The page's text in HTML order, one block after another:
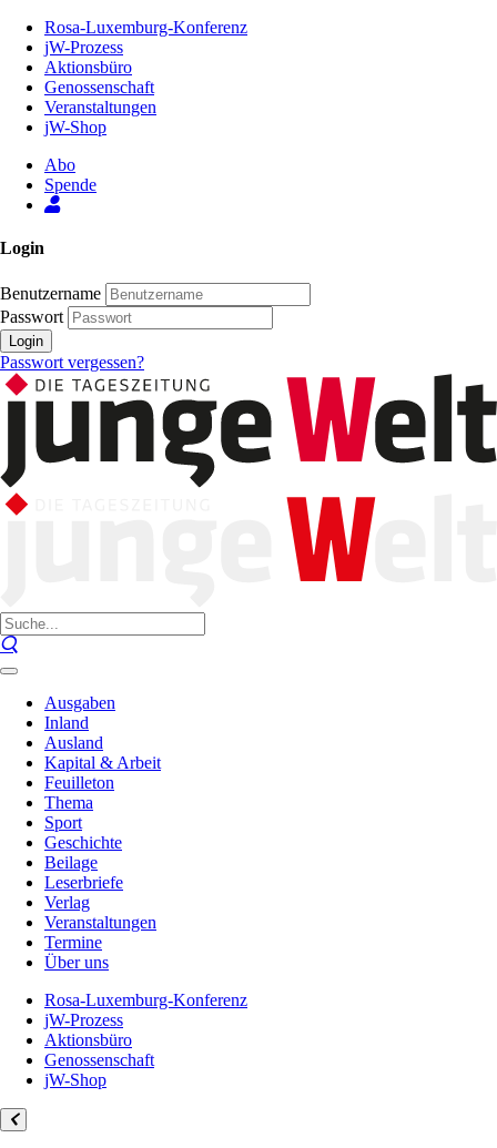
Inhalt
Seite
Rosa-Luxemburg-Konferenz
jW-Prozess
Aktionsbüro
Genossenschaft
Veranstaltungen
jW-Shop
Abo
Spende
Login
Benutzername
Passwort
Login
Passwort vergessen?
Ausgaben
Inland
Ausland
Kapital & Arbeit
Feuilleton
Thema
Sport
Geschichte
Beilage
Leserbriefe
Verlag
Veranstaltungen
Termine
Über uns
Rosa-Luxemburg-Konferenz
jW-Prozess
Aktionsbüro
Genossenschaft
jW-Shop